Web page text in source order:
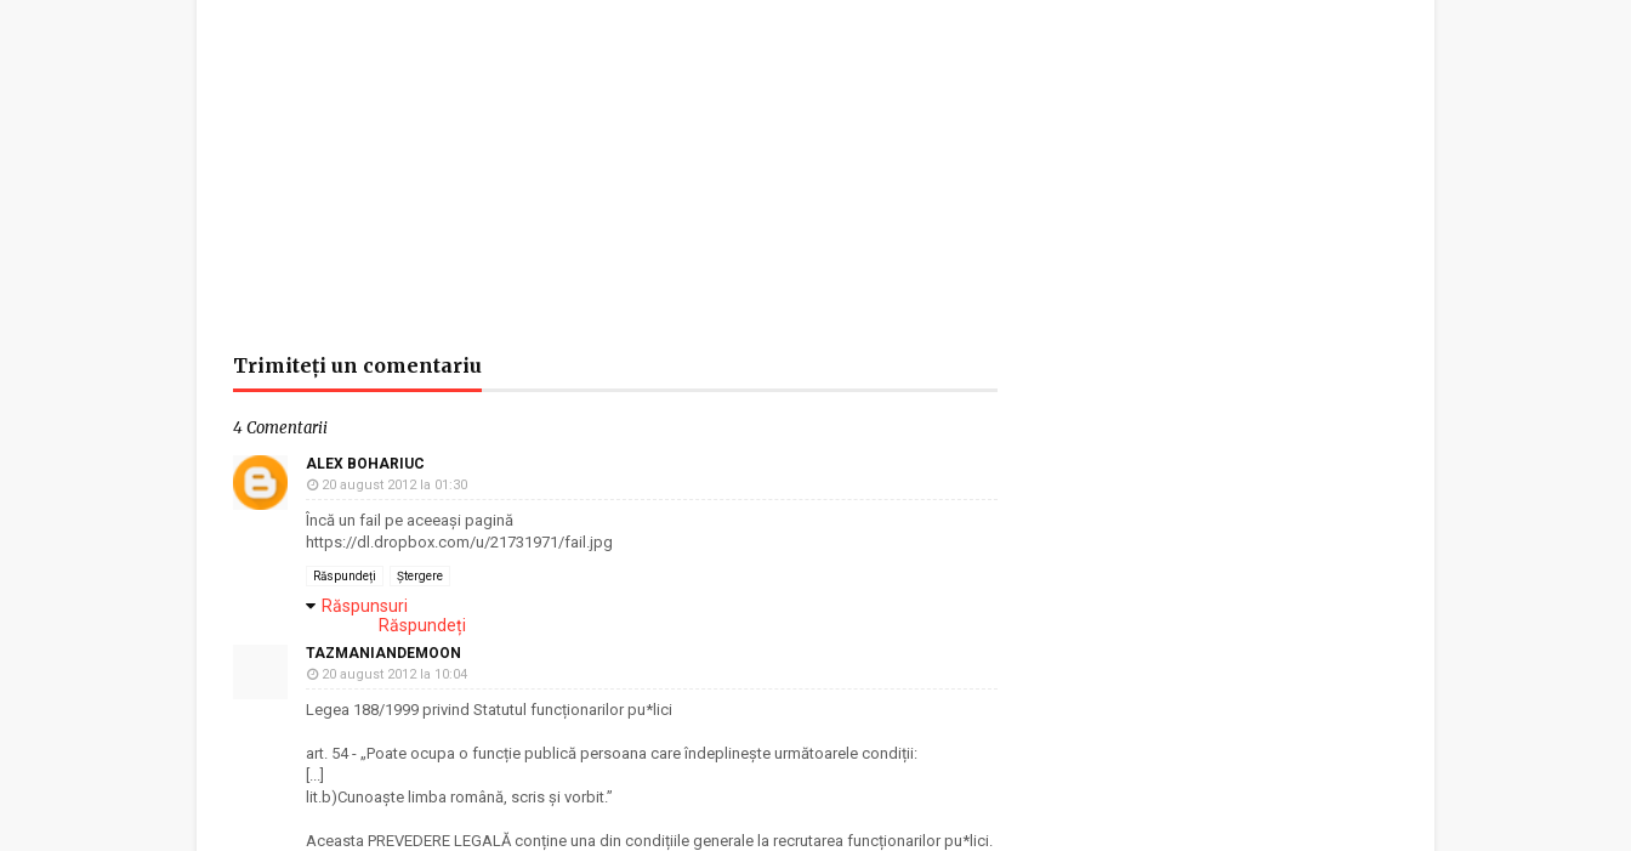
Trimiteți un comentariu
4 Comentarii
ALEX BOHARIUC
20 august 2012 la 01:30
Încă un fail pe aceeași pagină
https://dl.dropbox.com/u/21731971/fail.jpg
Răspundeți Ștergere
Răspunsuri
Răspundeți
TAZMANIANDEMOON
20 august 2012 la 10:04
Legea 188/1999 privind Statutul funcționarilor pu*lici
art. 54 - „Poate ocupa o funcție publică persoana care îndeplinește următoarele condiții:
[...]
lit.b)Cunoaște limba română, scris și vorbit.”
Aceasta PREVEDERE LEGALĂ conține una din condițiile generale la recrutarea funcționarilor pu*lici.